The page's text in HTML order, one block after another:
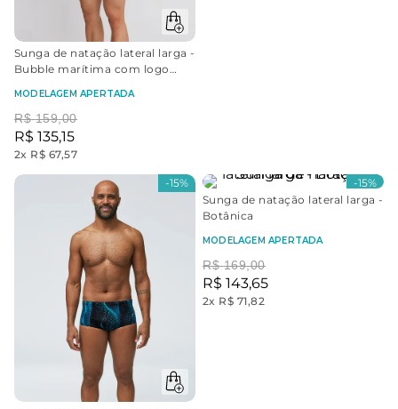
Sunga de natação lateral larga -
Bubble marítima com logo
MODELAGEM APERTADA
R$ 159,00
R$ 135,15
2x R$ 67,57
-15% -15%
Sunga de natação lateral larga -
Botânica
MODELAGEM APERTADA
R$ 169,00
R$ 143,65
2x R$ 71,82